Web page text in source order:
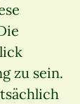
zu sein.